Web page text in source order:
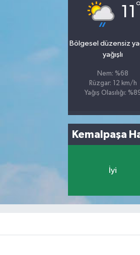
11 °
Bölgesel düzensiz
yağışlı
Nem: %68
Rüzgar: 12 km/h
Yağış Olasılığı:
Kemalpaşa
İyi